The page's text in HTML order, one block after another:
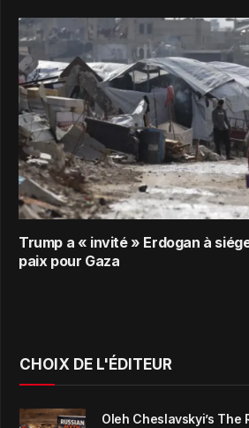
Trump a « invité » Erdogan à
paix pour Gaza
CHOIX DE L'ÉDITEUR
Oleh Cheslavskyi’s The